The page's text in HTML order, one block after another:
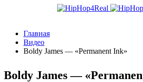
Главная
Видео
Boldy James — «Permanent Ink»
Boldy James —